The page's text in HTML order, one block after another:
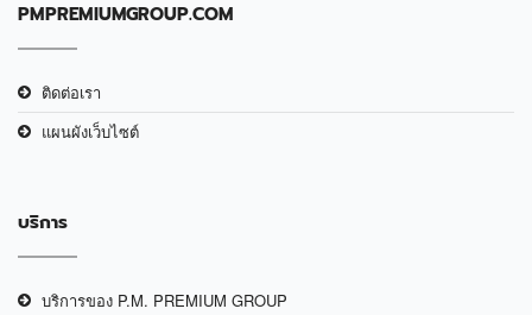
PMPREMIUMGROUP.COM
ติดต่อเรา
แผนผังเว็บไซต์
บริการ
บริการของ P.M. PREMIUM GROUP